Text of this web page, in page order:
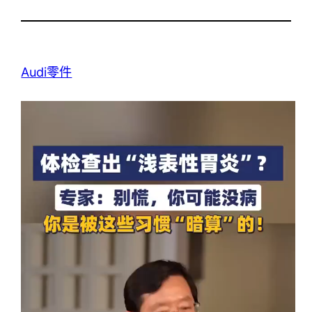
Audi零件